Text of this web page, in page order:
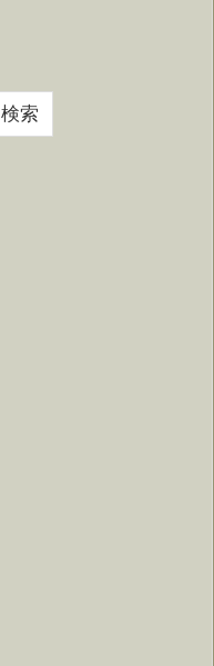
検索